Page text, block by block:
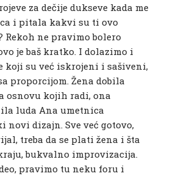
za dečije dukseve kada me
i pitala kakvi su ti ovo
Rekoh ne pravimo bolero
je baš kratko. I dolazimo i
koji su već iskrojeni i sašiveni,
proporcijom. Žena dobila
osnovu kojih radi, ona
luda Ana umetnica
dizajn. Sve već gotovo,
treba da se plati žena i šta
bukvalno improvizacija.
pravimo tu neku foru i